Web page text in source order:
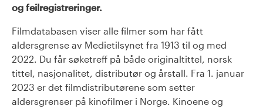
og feilregistreringer.
Filmdatabasen viser alle filmer som har fått
aldersgrense av Medietilsynet fra 1913 til og med
2022. Du får søketreff på både originaltittel, norsk
tittel, nasjonalitet, distributør og årstall. Fra 1. januar
2023 er det filmdistributørene som setter
aldersgrenser på kinofilmer i Norge. Kinoene og